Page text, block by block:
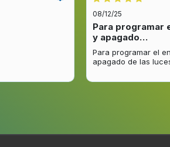
08/12/25
Para programar
y apagado…
Para programar el
apagado de las